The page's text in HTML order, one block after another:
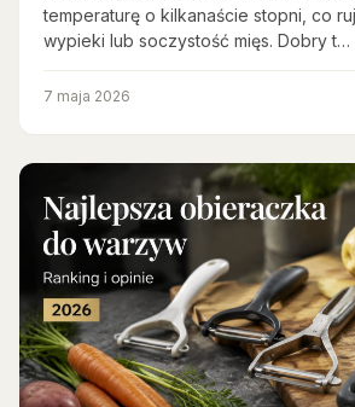
temperaturę o kilkanaście stopni, co
wypieki lub soczystość mięs. Dobry t…
7 maja 2026